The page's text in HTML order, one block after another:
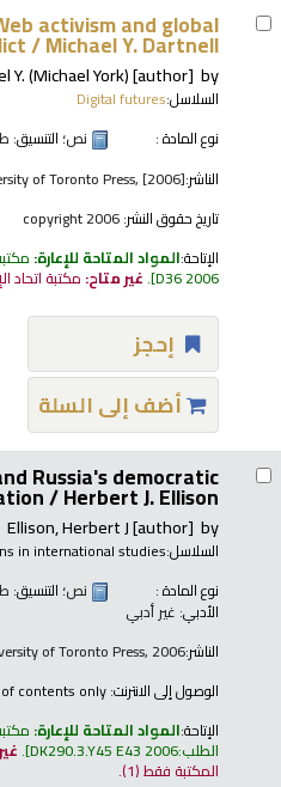
activism and global
/Michael Y. Dartnell.
by
Y. (Michael York)[author]
السلاسل:Digital futures
نوع المادة :
نص؛ التنسيق:
الناشر:of Toronto Press, [2006]
تاريخ حقوق النشر:
الإتاحة:المواد المتاحة للإعارة:
D36 2006
.غير متاح: مكتبة اتحاد
إحجز
أضف إلى السلة
Russia's democratic
/Herbert J. Ellison.
by
Ellison, Herbert J[author]
السلاسل:in international studies
نوع المادة :
نص؛ التنسيق:
الأدبي: غير أدبي
الناشر:of Toronto Press, 2006
الوصول إلى الانترنت:contents only
الإتاحة:المواد المتاحة للإعارة:
الطلب:DK290.3.Y45 E43 2006
.
المكتبة فقط(1).